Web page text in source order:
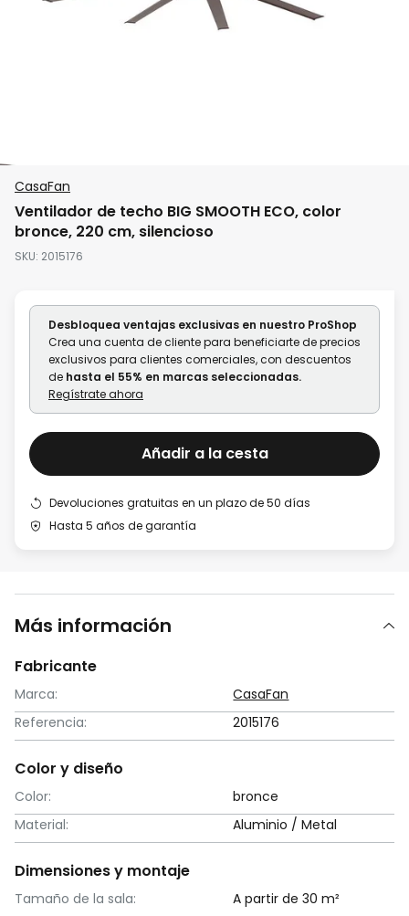
comienzo
imágenes
CasaFan
Ventilador de techo BIG SMOOTH ECO, color
bronce, 220 cm, silencioso
SKU 2015176
Desbloquea ventajas exclusivas en nuestro ProShop
Crea una cuenta de cliente para beneficiarte de precios
exclusivos para clientes comerciales, con descuentos
de hasta el 55% en marcas seleccionadas.
Regístrate ahora
Añadir a la cesta
Devoluciones gratuitas en un plazo de 50 días
Hasta 5 años de garantía
Más información
Fabricante
Marca:
CasaFan
Referencia:
2015176
Color y diseño
Color:
bronce
Material:
Aluminio / Metal
Dimensiones y montaje
Tamaño de la sala:
A partir de 30 m²